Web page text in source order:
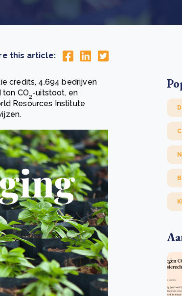
this article:
credits, 4.694 bedrijven
CO2-uitstoot, en
Resources Institute